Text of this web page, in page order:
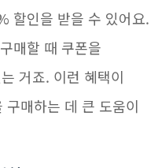
할인을 받을 수 있어요.
매할 때 쿠폰을
거죠. 이런 혜택이
매하는 데 큰 도움이